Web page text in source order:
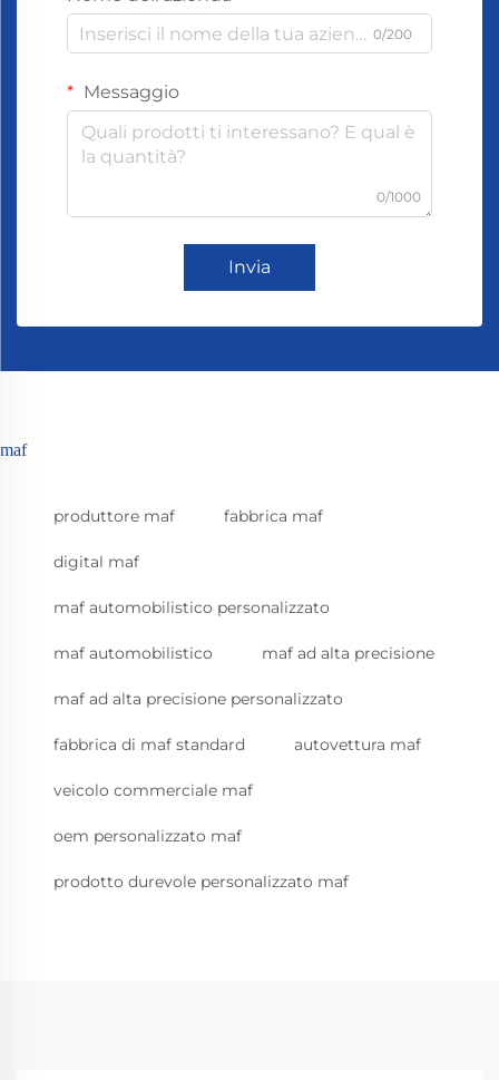
0/200
Messaggio
0/1000
Invia
maf
produttore maf fabbrica maf
digital maf
maf automobilistico personalizzato
maf automobilistico maf ad alta precisione
maf ad alta precisione personalizzato
fabbrica di maf standard autovettura maf
veicolo commerciale maf
oem personalizzato maf
prodotto durevole personalizzato maf